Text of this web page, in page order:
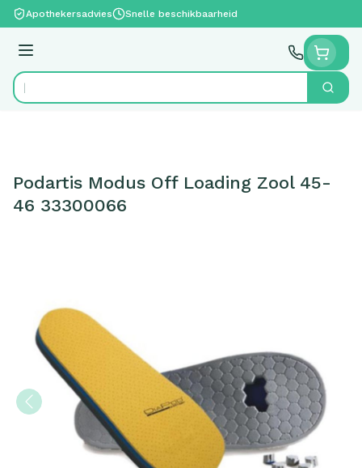
Ga naar de inhoud
Apothekersadvies Snelle beschikbaarheid
Menu
Product, merk, categorie... Zoek
Podartis Modus Off Loading Zool 45-
46 33300066